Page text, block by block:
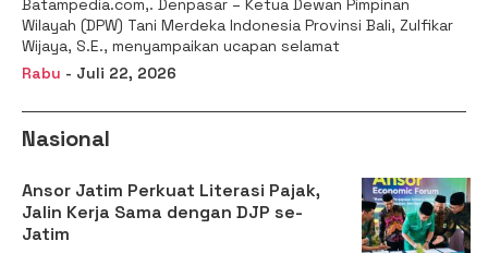
Batampedia.com,. Denpasar – Ketua Dewan Pimpinan
Wilayah (DPW) Tani Merdeka Indonesia Provinsi Bali, Zulfikar
Wijaya, S.E., menyampaikan ucapan selamat
Rabu - Juli 22, 2026
Nasional
Ansor Jatim Perkuat Literasi Pajak,
Jalin Kerja Sama dengan DJP se-
Jatim